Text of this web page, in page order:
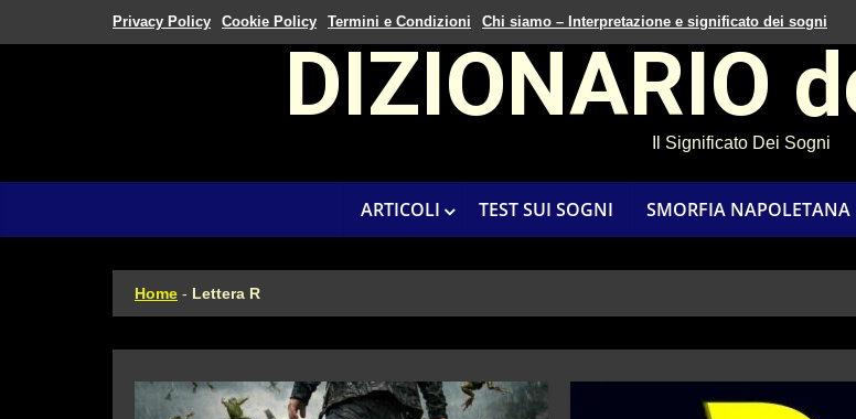
Privacy Policy Cookie Policy Termini e Condizioni Chi siamo – Interpretazione e significato dei sogni
DIZIONARIO
Il Significato Dei Sogni
ARTICOLI TEST SUI SOGNI SMORFIA NAPOLETANA
Home - Lettera R